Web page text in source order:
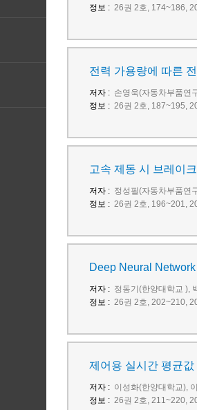
정보 : 26권 2호, 174~186,
전력 가용량에 따른
저자 : 손영욱(자동차부품연
정보 : 26권 2호, 187~195,
고속 제동 시 브레이
저자 : 정성필(자동차부품연
정보 : 26권 2호, 196~201,
Deep Neural
저자 : 정동기(한양대학교 ),
정보 : 26권 2호, 202~210,
제어용 실시간 평균
저자 : 이성화(한양대학교),
정보 : 26권 2호, 211~220,